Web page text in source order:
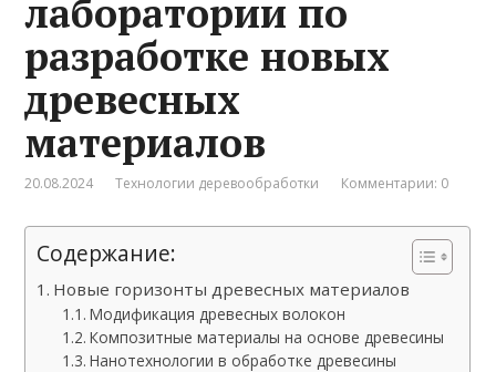
лаборатории по
разработке новых
древесных
материалов
20.08.2024 Технологии деревообработки Комментарии: 0
Содержание:
Новые горизонты древесных материалов
Модификация древесных волокон
Композитные материалы на основе древесины
Нанотехнологии в обработке древесины